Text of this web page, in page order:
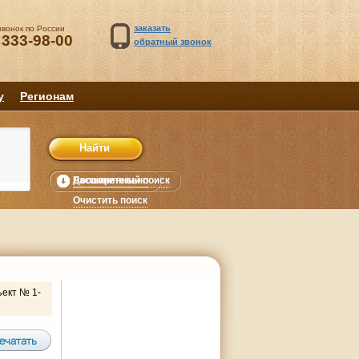
по России
98-00
заказать
обратный звонок
Регионам
Расширенный поиск
Очистить поиск
Дополнительно
№ 1-